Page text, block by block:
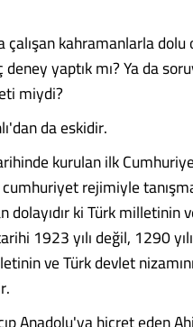
kahramanlarla dolu
yaptık mı? Ya da
miydi?
da eskidir.
kurulan ilk
rejimiyle
dolayıdır ki Türk milletinin
1923 yılı değil, 1290
ve Türk devlet